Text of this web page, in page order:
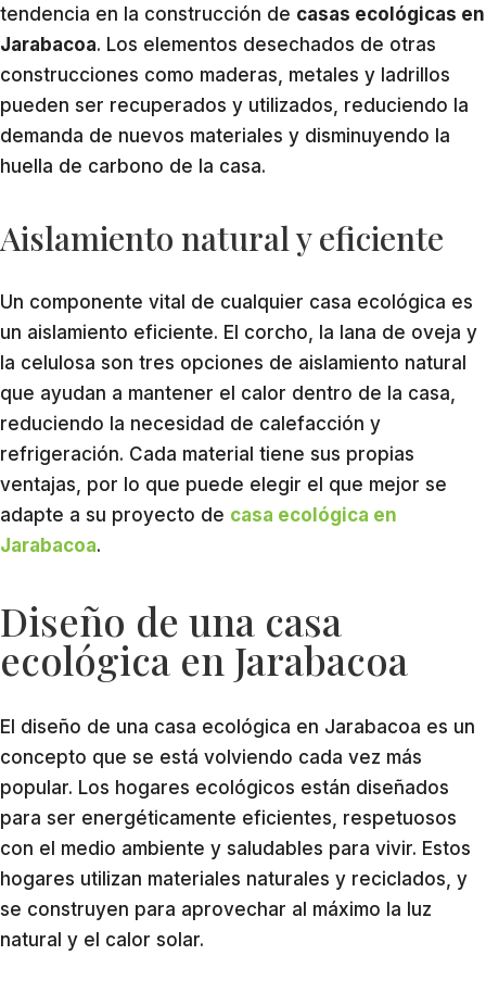
tendencia en la construcción de casas ecológicas en
Jarabacoa. Los elementos desechados de otras
construcciones como maderas, metales y ladrillos
pueden ser recuperados y utilizados, reduciendo la
demanda de nuevos materiales y disminuyendo la
huella de carbono de la casa.
Aislamiento natural y eficiente
Un componente vital de cualquier casa ecológica es
un aislamiento eficiente. El corcho, la lana de oveja y
la celulosa son tres opciones de aislamiento natural
que ayudan a mantener el calor dentro de la casa,
reduciendo la necesidad de calefacción y
refrigeración. Cada material tiene sus propias
ventajas, por lo que puede elegir el que mejor se
adapte a su proyecto de casa ecológica en
Jarabacoa.
Diseño de una casa
ecológica en Jarabacoa
El diseño de una casa ecológica en Jarabacoa es un
concepto que se está volviendo cada vez más
popular. Los hogares ecológicos están diseñados
para ser energéticamente eficientes, respetuosos
con el medio ambiente y saludables para vivir. Estos
hogares utilizan materiales naturales y reciclados, y
se construyen para aprovechar al máximo la luz
natural y el calor solar.